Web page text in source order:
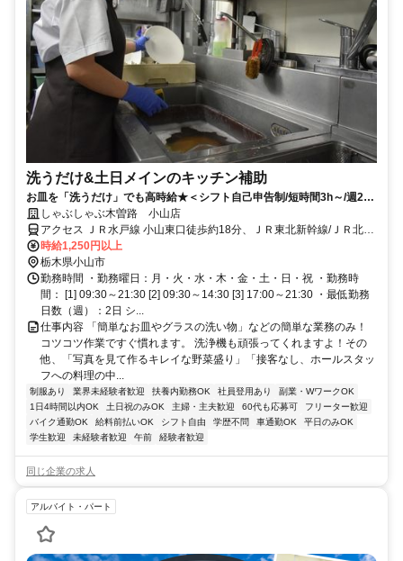
洗うだけ&土日メインのキッチン補助
お皿を「洗うだけ」でも高時給★＜シフト自己申告制/短時間3h～/週2日
～＞しゃぶしゃぶ木曽路 小山店
アクセス ＪＲ水戸線 小山東口徒歩約18分、ＪＲ東北新幹線/ＪＲ北海
道新幹線 小山東口徒歩約18分、ＪＲ宇都宮線〔東北本線〕・ＪＲ上
野東京ライン/ＪＲ湘南新宿ライン 小山東口徒歩約18分 小山駅から徒
歩20分
時給1,250円以上
栃木県小山市
勤務時間 ・勤務曜日：月・火・水・木・金・土・日・祝 ・勤務時
間： [1] 09:30～21:30 [2] 09:30～14:30 [3] 17:00～21:30 ・最低勤務
日数（週）：2日 シ...
仕事内容 「簡単なお皿やグラスの洗い物」などの簡単な業務のみ！
コツコツ作業ですぐ慣れます。 洗浄機も頑張ってくれますよ！その
他、「写真を見て作るキレイな野菜盛り」「接客なし、ホールスタッ
フへの料理の中...
制服あり 業界未経験者歓迎 扶養内勤務OK 社員登用あり
副業・WワークOK
1日4時間以内OK
土日祝のみOK 主婦・主夫歓迎 60代も応募可
フリーター歓迎
バイク通勤OK
給料前払いOK シフト自由 学歴不問 車通勤OK
平日のみOK
学生歓迎
未経験者歓迎 午前 経験者歓迎
同じ企業の求人
アルバイト・パート